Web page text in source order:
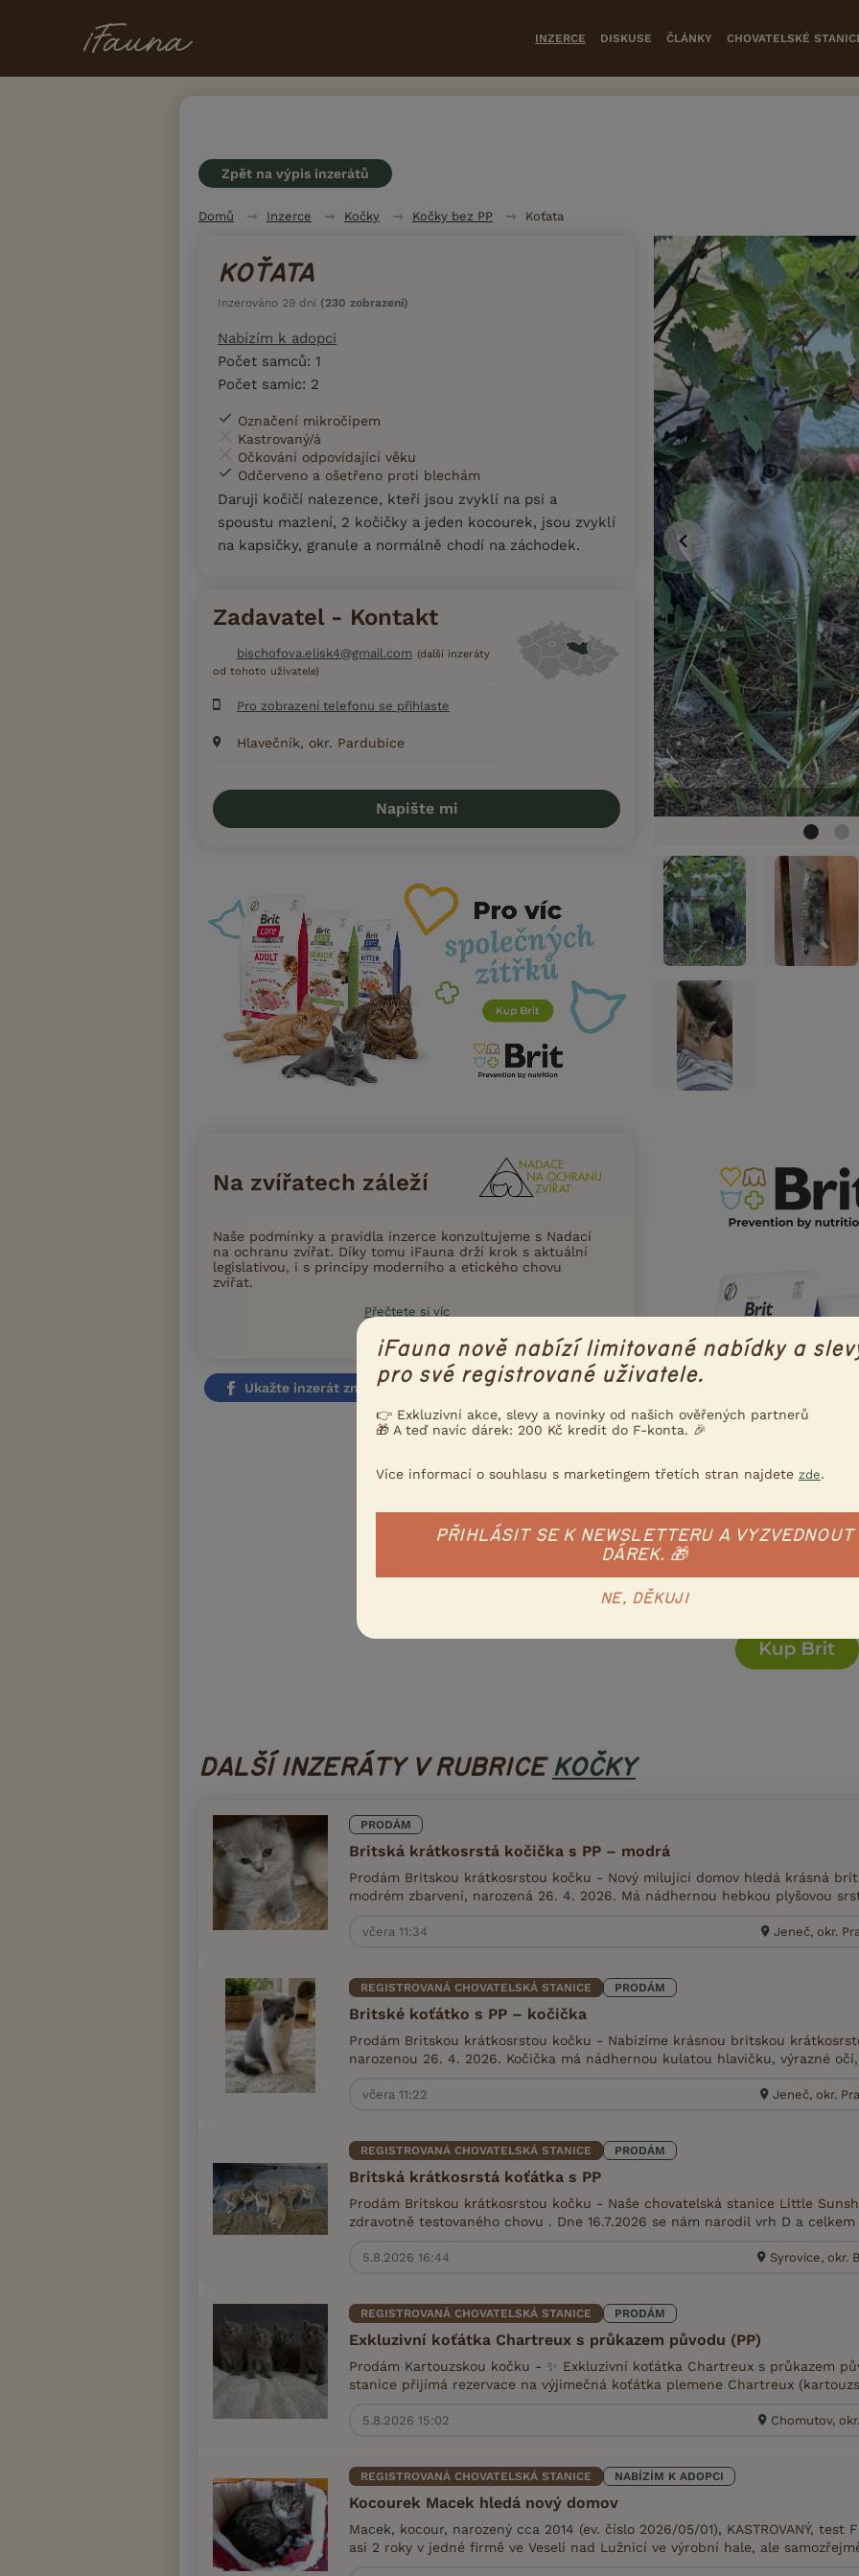
INZERCE DISKUSE ČLÁNKY CHOVATELSKÉ
Zpět na výpis inzerátů
Domů Inzerce Kočky Kočky bez PP Koťata
KOŤATA
Inzerováno 29 dní (230 zobrazení)
Nabízím k adopci
Počet samců: 1
Počet samic: 2
Označení mikročipem
Kastrovaný/á
Očkování odpovídající věku
Odčerveno a ošetřeno proti blechám
Daruji kočičí nalezence, kteří jsou zvyklí na psi a
spoustu mazlení, 2 kočičky a jeden kocourek, jsou zvyklí
na kapsičky, granule a normálně chodí na záchodek.
Zadavatel - Kontakt
bischofova.elisk4@gmail.com (další inzeráty
od tohoto uživatele)
Pro zobrazení telefonu se přihlaste
Hlavečník, okr. Pardubice
Napište mi
Na zvířatech záleží
Naše podmínky a pravidla inzerce konzultujeme s Nadací
na ochranu zvířat. Díky tomu iFauna drží krok s aktuální
legislativou, i s principy moderního a etického chovu
zvířat.
Přečtete si víc
Ukažte inzerát známým! Poslat inzerát e-mailem
Nahlásit inzerát
DALŠÍ INZERÁTY V RUBRICE KOČKY
PRODÁM
Britská krátkosrstá kočička s PP – modrá
Prodám Britskou krátkosrstou kočku - Nový milující domov hledá krásná
modrém zbarvení, narozená 26. 4. 2026. Má nádhernou hebkou plyšovou
včera 11:34 Jeneč, okr.
REGISTROVANÁ CHOVATELSKÁ STANICE PRODÁM
Britské koťátko s PP – kočička
Prodám Britskou krátkosrstou kočku - Nabízíme krásnou britskou
narozenou 26. 4. 2026. Kočička má nádhernou kulatou hlavičku, výrazné
včera 11:22 Jeneč, okr.
REGISTROVANÁ CHOVATELSKÁ STANICE PRODÁM
Britská krátkosrstá koťátka s PP
Prodám Britskou krátkosrstou kočku - Naše chovatelská stanice Little
zdravotně testovaného chovu . Dne 16.7.2026 se nám narodil vrh D a
5.8.2026 16:44 Syrovice, okr.
REGISTROVANÁ CHOVATELSKÁ STANICE PRODÁM
Exkluzivní koťátka Chartreux s průkazem původu (PP)
Prodám Kartouzskou kočku - ✨ Exkluzivní koťátka Chartreux s průkazem
stanice přijímá rezervace na výjimečná koťátka plemene Chartreux
5.8.2026 15:02 Chomutov,
REGISTROVANÁ CHOVATELSKÁ STANICE NABÍZÍM K ADOPCI
Kocourek Macek hledá nový domov
Macek, kocour, narozený cca 2014 (ev. číslo 2026/05/01), KASTROVANÝ, test
asi 2 roky v jedné firmě ve Veselí nad Lužnicí ve výrobní hale, ale
iFauna nově nabízí limitované nabídky a
pro své registrované uživatele.
👉 Exkluzivní akce, slevy a novinky od našich ověřených partnerů
🎁 A teď navíc dárek: 200 Kč kredit do F-konta. 🎉
Více informací o souhlasu s marketingem třetích stran najdete zde.
PŘIHLÁSIT SE K NEWSLETTERU A VYZVEDNOUT
DÁREK. 🎁
NE, DĚKUJI